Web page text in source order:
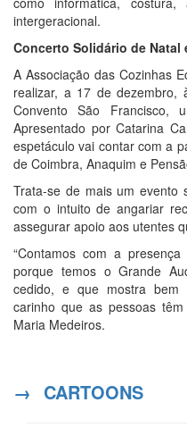
intergeracional.
Concerto Solidário de Natal
A Associação das Cozinhas
realizar, a 17 de dezembro,
Convento São Francisco,
Apresentado por Catarina
espetáculo vai contar com a
de Coimbra, Anaquim e
Trata-se de mais um evento
com o intuito de angariar
assegurar apoio aos utentes
“Contamos com a
porque temos o Grande
cedido, e que mostra
carinho que as pessoas
Maria Medeiros.
→ CARTOONS